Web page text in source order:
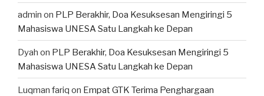
admin on PLP Berakhir, Doa Kesuksesan Mengiringi 5
Mahasiswa UNESA Satu Langkah ke Depan
Dyah on PLP Berakhir, Doa Kesuksesan Mengiringi 5
Mahasiswa UNESA Satu Langkah ke Depan
Luqman fariq on Empat GTK Terima Penghargaan